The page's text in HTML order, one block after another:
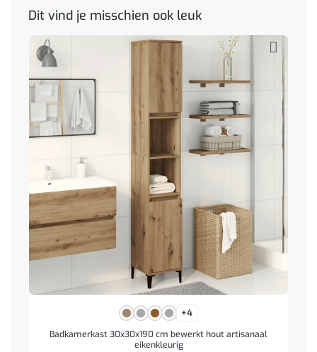
Dit vind je misschien ook leuk
+4
Badkamerkast 30x30x190 cm bewerkt hout artisanaal
eikenkleurig